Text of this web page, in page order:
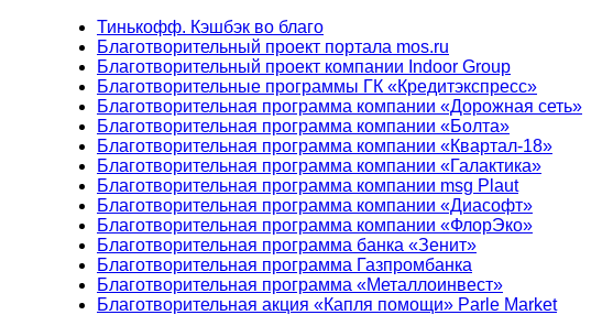
Тинькофф. Кэшбэк во благо
Благотворительный проект портала mos.ru
Благотворительный проект компании Indoor Group
Благотворительные программы ГК «Кредитэкспресс»
Благотворительная программа компании «Дорожная сеть»
Благотворительная программа компании «Болта»
Благотворительная программа компании «Квартал-18»
Благотворительная программа компании «Галактика»
Благотворительная программа компании msg Plaut
Благотворительная программа компании «Диасофт»
Благотворительная программа компании «ФлорЭко»
Благотворительная программа банка «Зенит»
Благотворительная программа Газпромбанка
Благотворительная программа «Металлоинвест»
Благотворительная акция «Капля помощи» Parle Market